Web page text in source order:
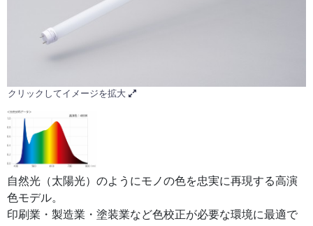
クリックしてイメージを拡大
自然光（太陽光）のようにモノの色を忠実に再現する高演
色モデル。
印刷業・製造業・塗装業など色校正が必要な環境に最適で